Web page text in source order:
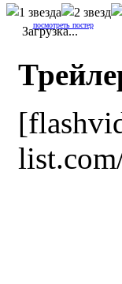
Загрузка...
посмотреть постер